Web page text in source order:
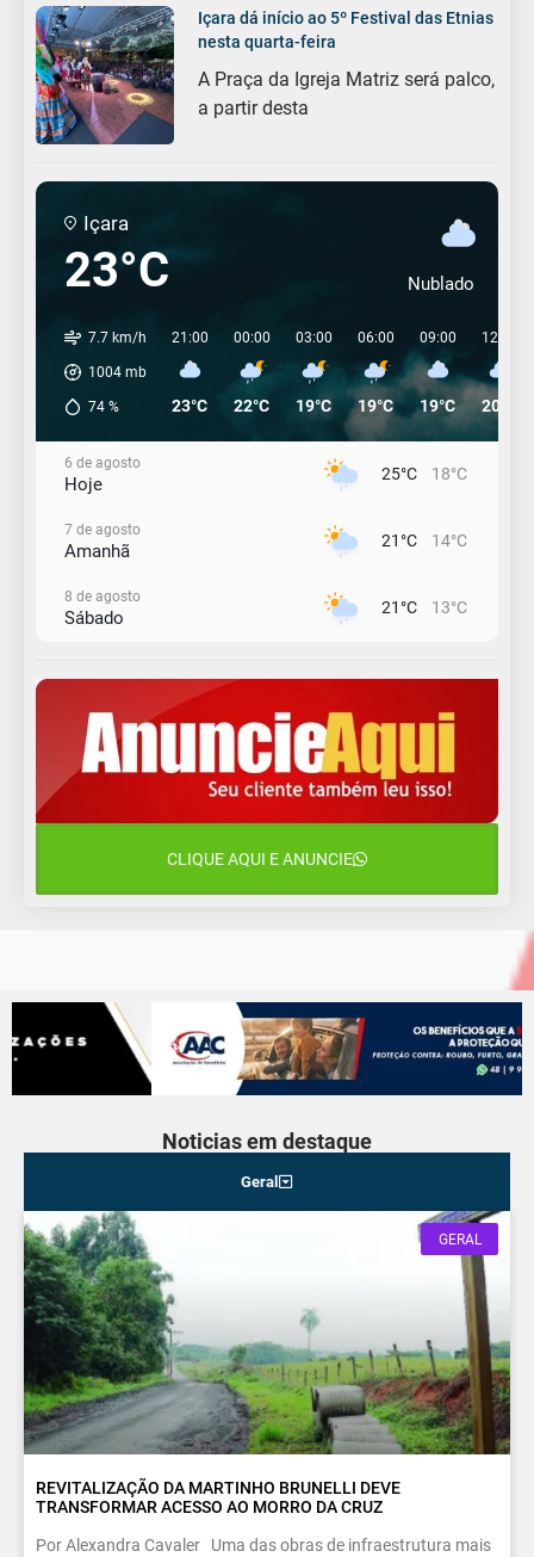
Içara dá início ao 5º Festival das Etnias
nesta quarta-feira
A Praça da Igreja Matriz será palco,
a partir desta
Içara
23°C Nublado
7.7 km/h
1004 mb
74 %
21:00
23°C
00:00
22°C
03:00
19°C
06:00
19°C
09:00
19°C
12:00
20°C
6 de agosto
Hoje 25°C 18°C
7 de agosto
Amanhã 21°C 14°C
8 de agosto
Sábado 21°C 13°C
Domingo 16°C 13°C
10 de agosto
Segunda-Feira
Terça-Feira
CLIQUE AQUI E ANUNCIE
Noticias em destaque
Geral
GERAL
REVITALIZAÇÃO DA MARTINHO BRUNELLI DEVE
TRANSFORMAR ACESSO AO MORRO DA CRUZ
Por Alexandra Cavaler Uma das obras de infraestrutura mais